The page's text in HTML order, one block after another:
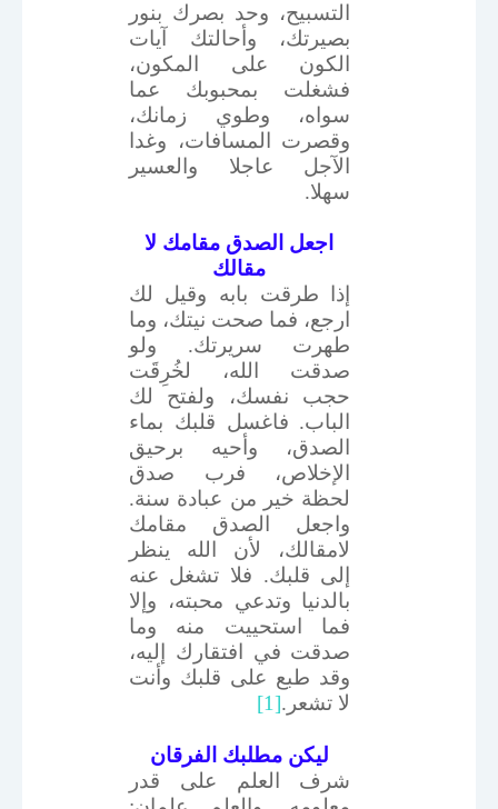
التسبيح، وحد بصرك بنور
بصيرتك، وأحالتك آيات
الكون على المكون،
فشغلت بمحبوبك عما
سواه، وطوي زمانك،
وقصرت المسافات، وغدا
الآجل عاجلا والعسير
سهلا.
اجعل الصدق مقامك لا
مقالك
إذا طرقت بابه وقيل لك
ارجع، فما صحت نيتك، وما
طهرت سريرتك. ولو
صدقت الله، لخُرِقَت
حجب نفسك، ولفتح لك
الباب. فاغسل قلبك بماء
الصدق، وأحيه برحيق
الإخلاص، فرب صدق
لحظة خير من عبادة سنة.
واجعل الصدق مقامك
لامقالك، لأن الله ينظر
إلى قلبك. فلا تشغل عنه
بالدنيا وتدعي محبته، وإلا
فما استحييت منه وما
صدقت في افتقارك إليه،
وقد طبع على قلبك وأنت
لا تشعر.[1]
ليكن مطلبك الفرقان
شرف العلم على قدر